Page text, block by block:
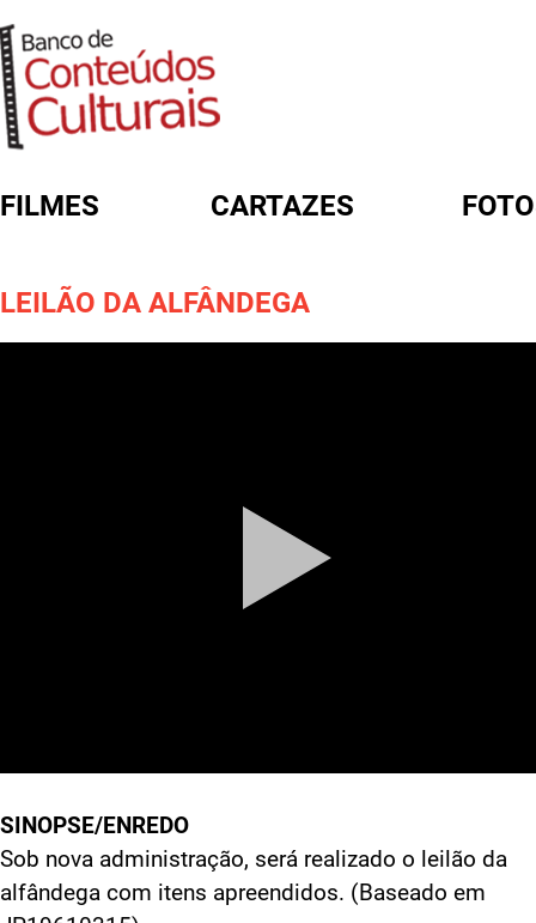
FILMES CARTAZES
LEILÃO DA ALFÂNDEGA
SINOPSE/ENREDO
Sob nova administração, será realizado o leilão da
alfândega com itens apreendidos. (Baseado em
FORMULÁRIO DE BUSCA